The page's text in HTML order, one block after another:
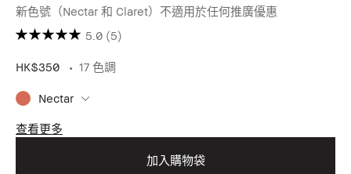
新色號（Nectar 和 Claret）不適用於任何推廣優惠
5.0 (5)
HK$350 17 色調
Nectar
查看更多
加入購物袋